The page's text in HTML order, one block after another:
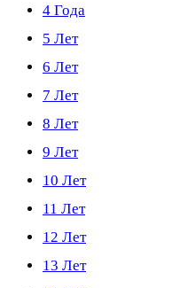
4 Года
5 Лет
6 Лет
7 Лет
8 Лет
9 Лет
10 Лет
11 Лет
12 Лет
13 Лет